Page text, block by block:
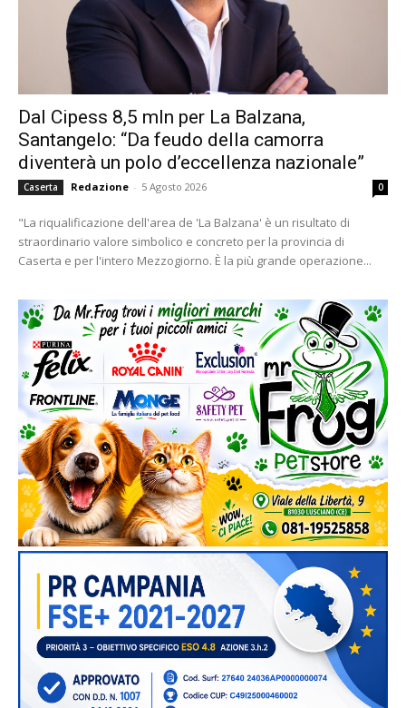
Dal Cipess 8,5 mln per La Balzana,
Santangelo: “Da feudo della camorra
diventerà un polo d’eccellenza nazionale”
Caserta Redazione - 5 Agosto 2026 0
"La riqualificazione dell'area de 'La Balzana' è un risultato di
straordinario valore simbolico e concreto per la provincia di
Caserta e per l'intero Mezzogiorno. È la più grande operazione...